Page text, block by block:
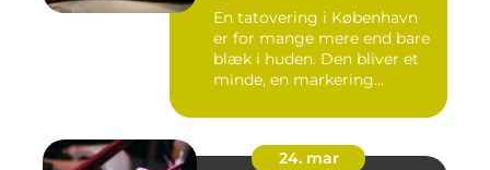
En tatovering i København
er for mange mere end bare
blæk i huden. Den bliver et
minde, en markering...
24. mar